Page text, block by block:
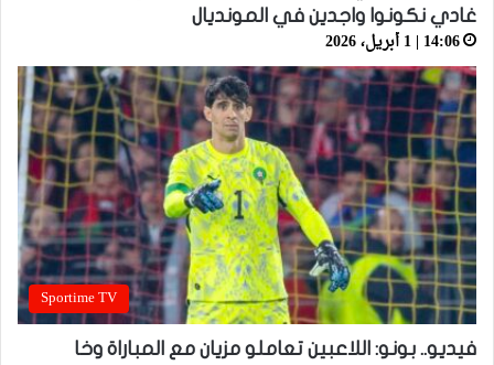
غادي نكونوا واجدين في المونديال
14:06 | 1 أبريل، 2026
Sportime TV
فيديو.. بونو: اللاعبين تعاملو مزيان مع المباراة وخا